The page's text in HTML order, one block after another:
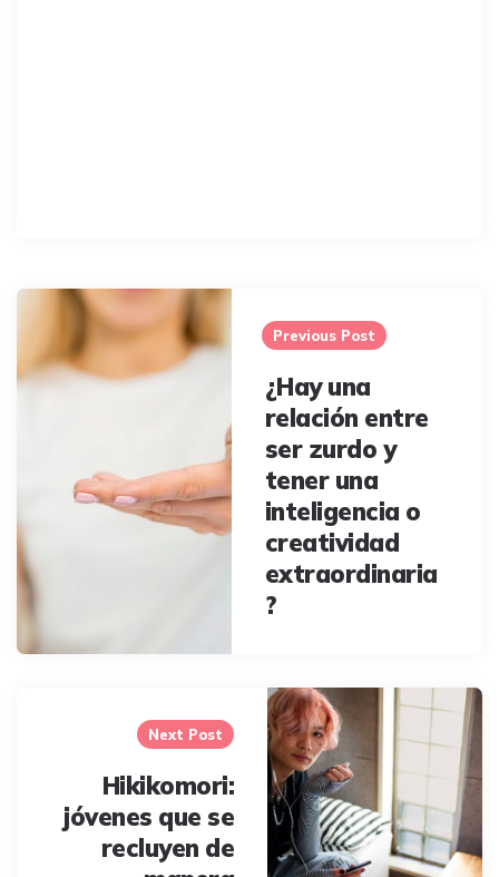
Post
navigation
Previous Post
¿Hay una
relación entre
ser zurdo y
tener una
inteligencia o
creatividad
extraordinaria
?
Next Post
Hikikomori:
jóvenes que se
recluyen de